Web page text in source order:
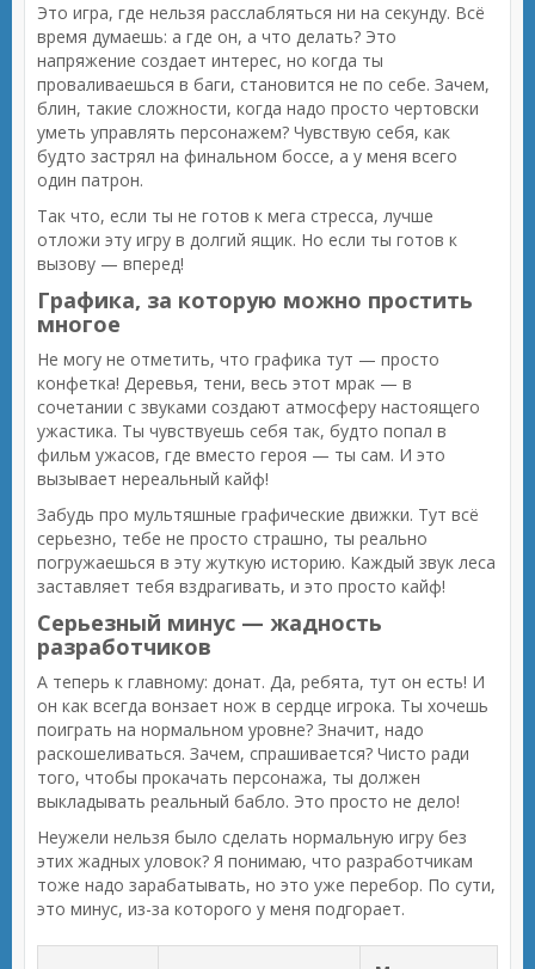
Это игра, где нельзя расслабляться ни на секунду. Всё
время думаешь: а где он, а что делать? Это
напряжение создает интерес, но когда ты
проваливаешься в баги, становится не по себе. Зачем,
блин, такие сложности, когда надо просто чертовски
уметь управлять персонажем? Чувствую себя, как
будто застрял на финальном боссе, а у меня всего
один патрон.
Так что, если ты не готов к мега стресса, лучше
отложи эту игру в долгий ящик. Но если ты готов к
вызову — вперед!
Графика, за которую можно простить
многое
Не могу не отметить, что графика тут — просто
конфетка! Деревья, тени, весь этот мрак — в
сочетании с звуками создают атмосферу настоящего
ужастика. Ты чувствуешь себя так, будто попал в
фильм ужасов, где вместо героя — ты сам. И это
вызывает нереальный кайф!
Забудь про мультяшные графические движки. Тут всё
серьезно, тебе не просто страшно, ты реально
погружаешься в эту жуткую историю. Каждый звук леса
заставляет тебя вздрагивать, и это просто кайф!
Серьезный минус — жадность
разработчиков
А теперь к главному: донат. Да, ребята, тут он есть! И
он как всегда вонзает нож в сердце игрока. Ты хочешь
поиграть на нормальном уровне? Значит, надо
раскошеливаться. Зачем, спрашивается? Чисто ради
того, чтобы прокачать персонажа, ты должен
выкладывать реальный бабло. Это просто не дело!
Неужели нельзя было сделать нормальную игру без
этих жадных уловок? Я понимаю, что разработчикам
тоже надо зарабатывать, но это уже перебор. По сути,
это минус, из-за которого у меня подгорает.